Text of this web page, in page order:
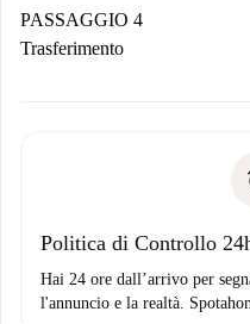
contatto con il
Se rifiutata: non ti
Domiciliazione
PASSAGGIO 4
Trasferimento
solo se non segnali
Politica di Controllo
Hai 24 ore dall’arrivo per
l'annuncio e la realtà.